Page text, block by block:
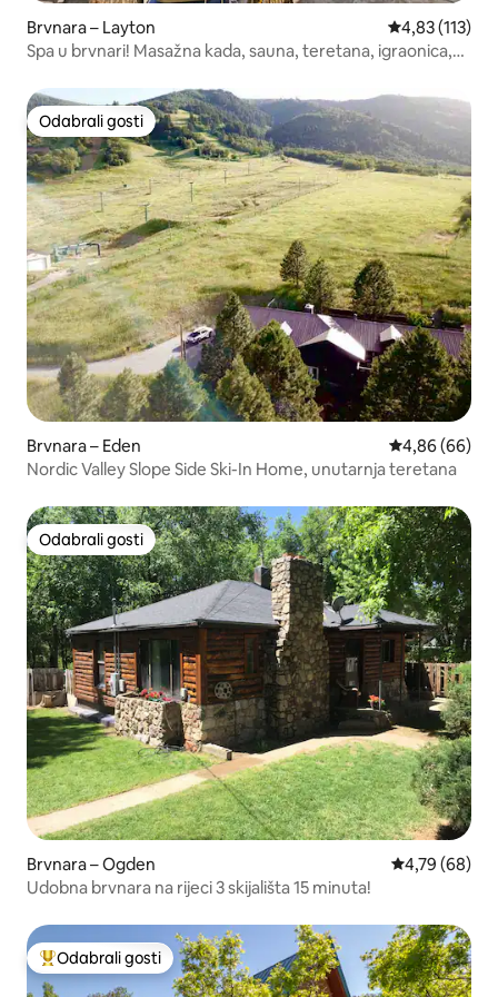
Brvnara – Layton Prosječna
4,83 (113)
Spa u brvnari! Masažna kada, sauna, teretana, igraonica,
Odabrali gosti
Odabrali gosti
Brvnara – Eden Prosječna
4,86 (66)
Nordic Valley Slope Side Ski-In Home, unutarnja teretana
Odabrali gosti
Odabrali gosti
Brvnara – Ogden Prosječna
4,79 (68)
Udobna brvnara na rijeci 3 skijališta 15 minuta!
Među najviše rangiranima s oznakom „Odabrali gosti”
Odabrali gosti